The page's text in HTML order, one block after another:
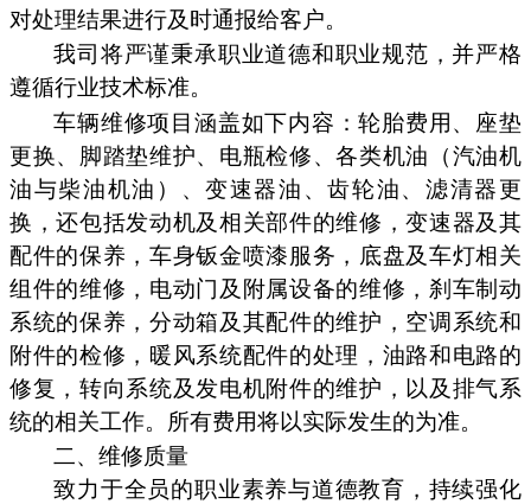
对处理结果进行及时通报给客户。
我司将严谨秉承职业道德和职业规范，并严格
遵循行业技术标准。
车辆维修项目涵盖如下内容：轮胎费用、座垫
更换、脚踏垫维护、电瓶检修、各类机油（汽油机
油与柴油机油）、变速器油、齿轮油、滤清器更
换，还包括发动机及相关部件的维修，变速器及其
配件的保养，车身钣金喷漆服务，底盘及车灯相关
组件的维修，电动门及附属设备的维修，刹车制动
系统的保养，分动箱及其配件的维护，空调系统和
附件的检修，暖风系统配件的处理，油路和电路的
修复，转向系统及发电机附件的维护，以及排气系
统的相关工作。所有费用将以实际发生的为准。
二、维修质量
致力于全员的职业素养与道德教育，持续强化